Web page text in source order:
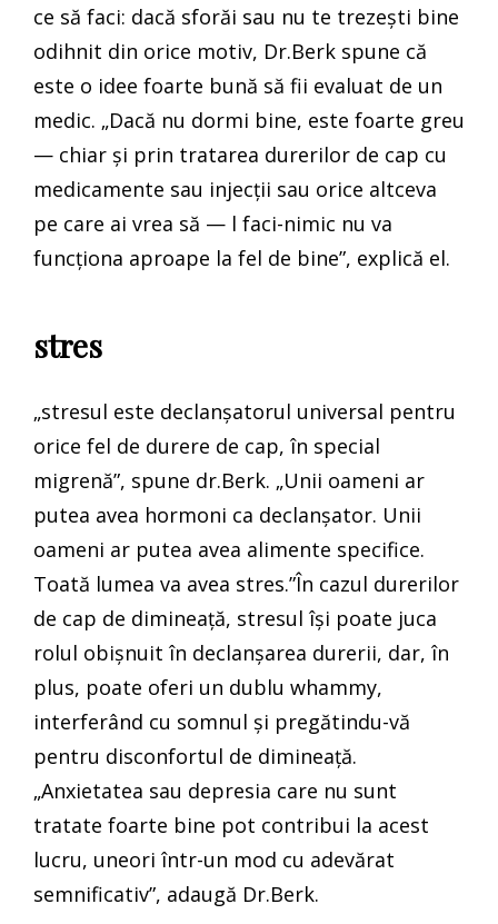
ce să faci: dacă sforăi sau nu te trezești bine
odihnit din orice motiv, Dr.Berk spune că
este o idee foarte bună să fii evaluat de un
medic. „Dacă nu dormi bine, este foarte greu
— chiar și prin tratarea durerilor de cap cu
medicamente sau injecții sau orice altceva
pe care ai vrea să — l faci-nimic nu va
funcționa aproape la fel de bine”, explică el.
stres
„stresul este declanșatorul universal pentru
orice fel de durere de cap, în special
migrenă”, spune dr.Berk. „Unii oameni ar
putea avea hormoni ca declanșator. Unii
oameni ar putea avea alimente specifice.
Toată lumea va avea stres.”În cazul durerilor
de cap de dimineață, stresul își poate juca
rolul obișnuit în declanșarea durerii, dar, în
plus, poate oferi un dublu whammy,
interferând cu somnul și pregătindu-vă
pentru disconfortul de dimineață.
„Anxietatea sau depresia care nu sunt
tratate foarte bine pot contribui la acest
lucru, uneori într-un mod cu adevărat
semnificativ”, adaugă Dr.Berk.